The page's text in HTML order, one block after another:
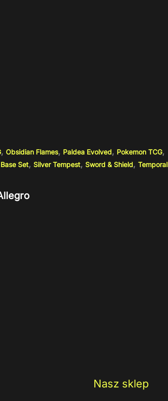
, Obsidian Flames, Paldea Evolved, Pokemon TCG,
Set, Silver Tempest, Sword & Shield, Temporal
Nasz sklep